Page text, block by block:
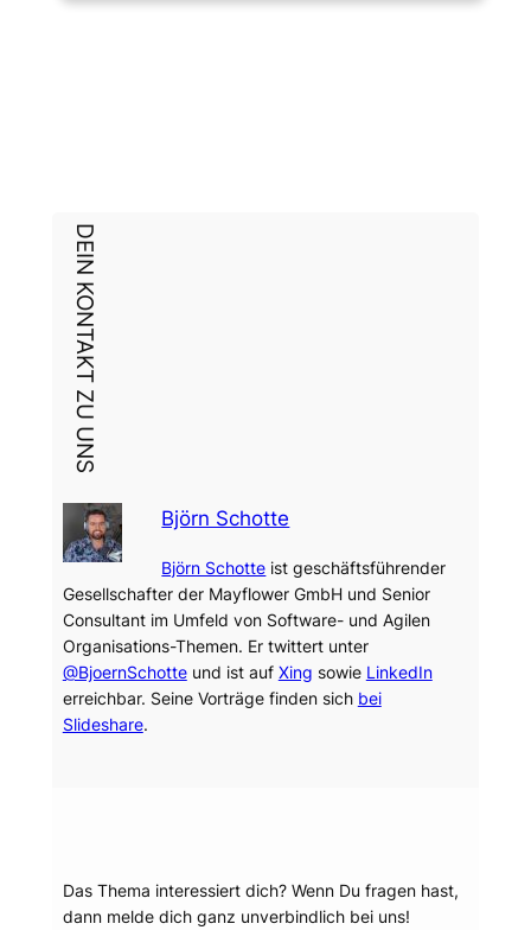
DEIN KONTAKT ZU UNS
Björn Schotte
Björn Schotte ist geschäftsführender
Gesellschafter der Mayflower GmbH und Senior
Consultant im Umfeld von Software- und Agilen
Organisations-Themen. Er twittert unter
@BjoernSchotteund ist auf Xing sowie LinkedIn
erreichbar. Seine Vorträge finden sich bei
Slideshare.
Das Thema interessiert dich? Wenn Du fragen hast,
dann melde dich ganz unverbindlich bei uns!